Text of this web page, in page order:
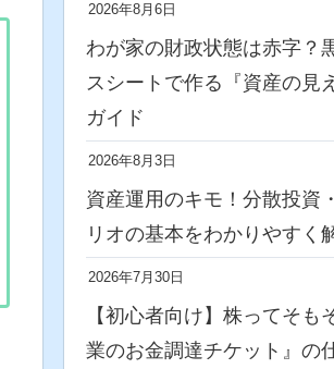
2026年8月6日
わが家の財政状態は赤字？
スシートで作る『資産の見
ガイド
2026年8月3日
資産運用のキモ！分散投資
リオの基本をわかりやすく
2026年7月30日
【初心者向け】株ってそも
業のお金調達チケット』の